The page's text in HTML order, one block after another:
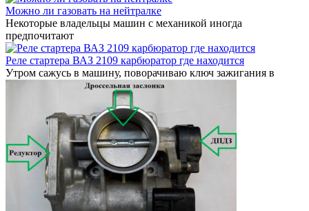
Можно ли газовать на нейтралке
Некоторые владельцы машин с механикой иногда
предпочитают
Реле стартера ВАЗ 2109 карбюратор где находится
Утром сажусь в машину, поворачиваю ключ зажигания в